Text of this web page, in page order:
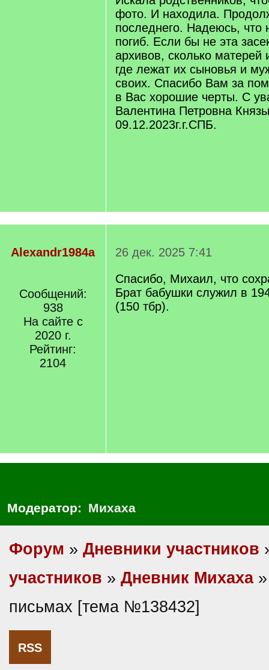
фото. И находила.
последнего. Надеюсь, что
погиб. Если бы не эта
архивов, сколько
где лежат их сыновья и
своих. Спасибо Вам за
в Вас хорошие черты. С
Валентина Петровна
09.12.2023г.г.СПБ.
Alexandr1984a
Сообщений:
938
На сайте с
2020 г.
Рейтинг:
2104
26 дек. 2025 7:41
Спасибо, Михаил, что
Брат бабушки служил в
(150 тбр).
Модератор: Михаха
Форум » Дневники участников
участников » Дневник Михаха»
письмах [тема №138432]
RSS